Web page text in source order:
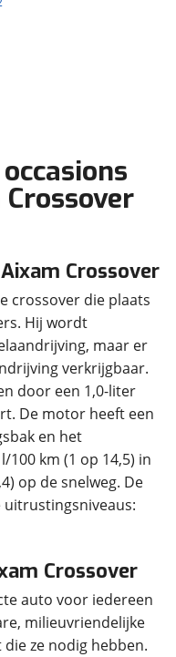
Crossover
crossover die plaats
Hij wordt
maar er
verkrijgbaar.
door een 1,0-liter
De motor heeft een
en het
km (1 op 14,5) in
op de snelweg. De
Crossover
auto voor iedereen
milieuvriendelijke
ze nodig hebben.